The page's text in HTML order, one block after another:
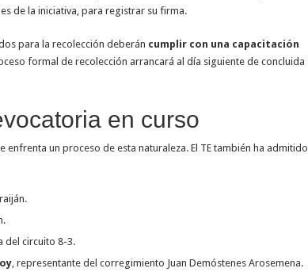
de la iniciativa, para registrar su firma.
para la recolección deberán cumplir con una capacitación
formal de recolección arrancará al día siguiente de concluida
en curso
enfrenta un proceso de esta naturaleza. El TE también ha admitido
del circuito 8-3.
, representante del corregimiento Juan Demóstenes Arosemena.